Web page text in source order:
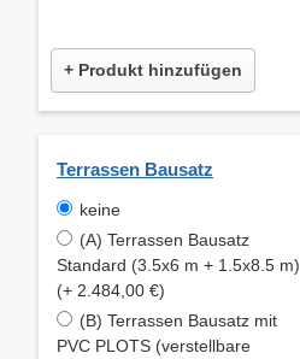
+ Produkt hinzufügen
Terrassen Bausatz
keine
(A) Terrassen Bausatz
Standard (3.5x6 m + 1.5x8.5 m)
(+ 2.484,00 €)
(B) Terrassen Bausatz mit
PVC PLOTS (verstellbare